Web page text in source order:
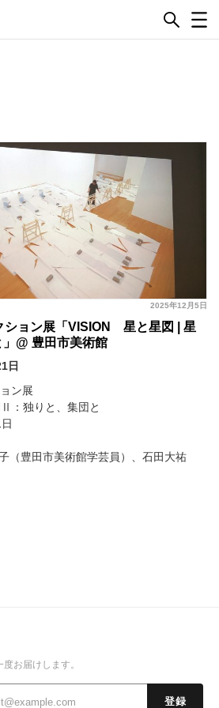
2025年12月5日
ション展「VISION 星と星図 | 星
@ 豊田市美術館
日
ン展
：独りと、集団と
（豊田市美術館学芸員）、石田大祐
お届けします。
登録